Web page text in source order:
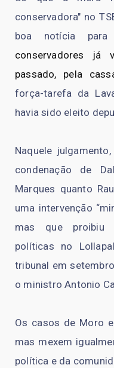
conservadora" no
boa notícia
conservadores já
passado, pela
força-tarefa da
havia sido eleito
Naquele
condenação de
Marques quanto
uma intervenção
mas que proibiu
políticas no
tribunal em
o ministro Antonio
Os casos de Moro
mas mexem
política e da